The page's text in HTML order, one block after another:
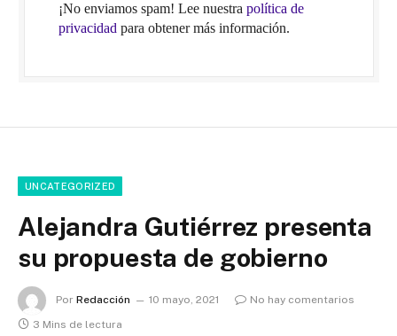
¡No enviamos spam! Lee nuestra política de
privacidad para obtener más información.
UNCATEGORIZED
Alejandra Gutiérrez presenta
su propuesta de gobierno
Por Redacción 10 mayo, 2021
No hay comentarios
3 Mins de lectura